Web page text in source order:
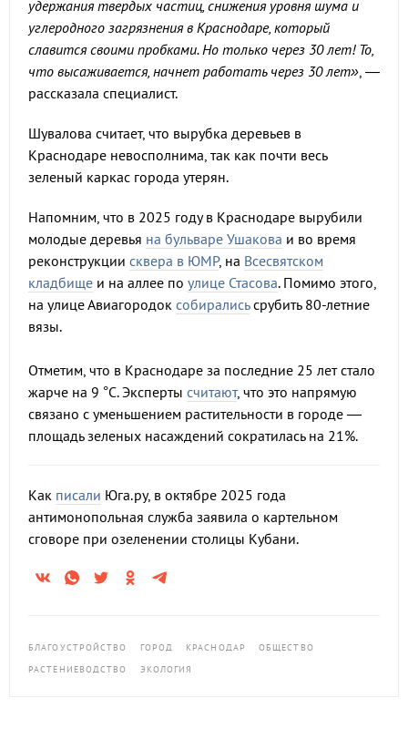
удержания твердых частиц, снижения уровня шума и
углеродного загрязнения в Краснодаре, который
славится своими пробками. Но только через 30 лет! То,
что высаживается, начнет работать через 30 лет», —
рассказала специалист.
Шувалова считает, что вырубка деревьев в
Краснодаре невосполнима, так как почти весь
зеленый каркас города утерян.
Напомним, что в 2025 году в Краснодаре вырубили
молодые деревья на бульваре Ушакова и во время
реконструкции сквера в ЮМР, на Всесвятском
кладбище и на аллее по улице Стасова. Помимо этого,
на улице Авиагородок собиралисьсрубить 80-летние
вязы.
Отметим, что в Краснодаре за последние 25 лет стало
жарче на 9 °C. Эксперты считают, что это напрямую
связано с уменьшением растительности в городе —
площадь зеленых насаждений сократилась на 21%.
Как писали Юга.ру, в октябре 2025 года
антимонопольная служба заявила о картельном
сговоре при озеленении столицы Кубани.
БЛАГОУСТРОЙСТВО ГОРОД КРАСНОДАР
ОБЩЕСТВО
РАСТЕНИЕВОДСТВО
ЭКОЛОГИЯ